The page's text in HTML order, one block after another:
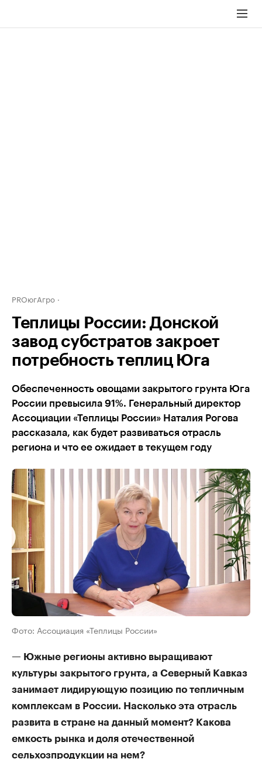
PROюгАгро
Теплицы России: Донской
завод субстратов закроет
потребность теплиц Юга
Обеспеченность овощами закрытого грунта Юга
России превысила 91%. Генеральный директор
Ассоциации «Теплицы России» Наталия Рогова
рассказала, как будет развиваться отрасль
региона и что ее ожидает в текущем году
Фото: Ассоциация «Теплицы России»
— Южные регионы активно выращивают
культуры закрытого грунта, а Северный Кавказ
занимает лидирующую позицию по тепличным
комплексам в России. Насколько эта отрасль
развита в стране на данный момент? Какова
емкость рынка и доля отечественной
сельхозпродукции на нем?